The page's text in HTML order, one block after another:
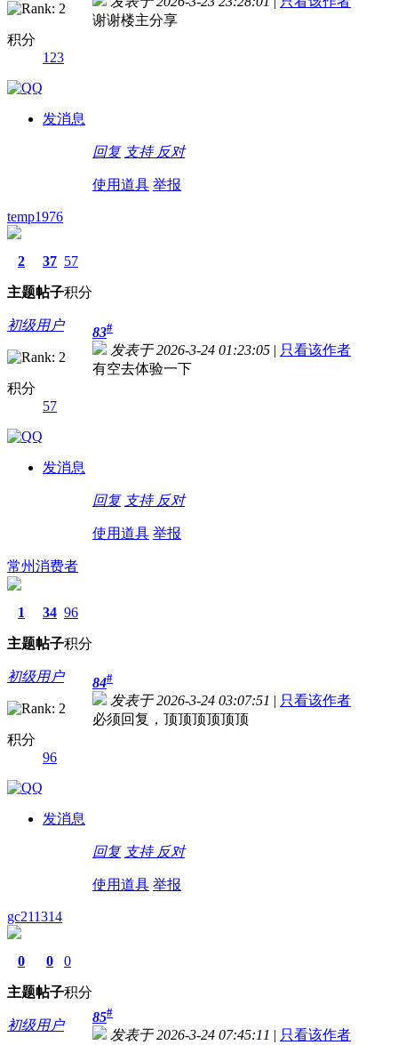
积分
123
发消息
谢谢楼主分享
回复 支持 反对
使用道具 举报
temp1976
2
主题
37
帖子
57
积分
初级用户
积分
57
发消息
83#
发表于 2026-3-24 01:23:05 | 只看该作者
有空去体验一下
回复 支持 反对
使用道具 举报
常州消费者
1
主题
34
帖子
96
积分
初级用户
积分
96
发消息
84#
发表于 2026-3-24 03:07:51 | 只看该作者
必须回复，顶顶顶顶顶顶
回复 支持 反对
使用道具 举报
gc211314
0
主题
0
帖子
0
积分
初级用户
85#
发表于 2026-3-24 07:45:11 | 只看该作者